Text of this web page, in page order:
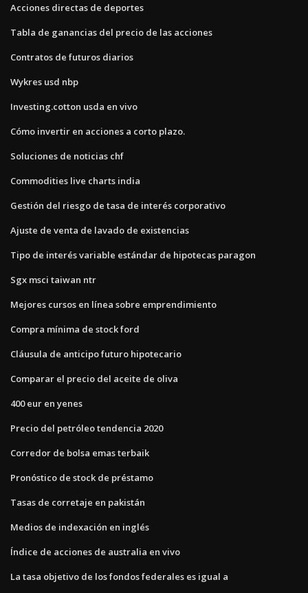
Acciones directas de deportes
Tabla de ganancias del precio de las acciones
Contratos de futuros diarios
Wykres usd nbp
Investing.cotton usda en vivo
Cómo invertir en acciones a corto plazo.
Soluciones de noticias chf
Commodities live charts india
Gestión del riesgo de tasa de interés corporativo
Ajuste de venta de lavado de existencias
Tipo de interés variable estándar de hipotecas paragon
Sgx msci taiwan ntr
Mejores cursos en línea sobre emprendimiento
Compra mínima de stock ford
Cláusula de anticipo futuro hipotecario
Comparar el precio del aceite de oliva
400 eur en yenes
Precio del petróleo tendencia 2020
Corredor de bolsa emas terbaik
Pronóstico de stock de préstamo
Tasas de corretaje en pakistán
Medios de indexación en inglés
Índice de acciones de australia en vivo
La tasa objetivo de los fondos federales es igual a